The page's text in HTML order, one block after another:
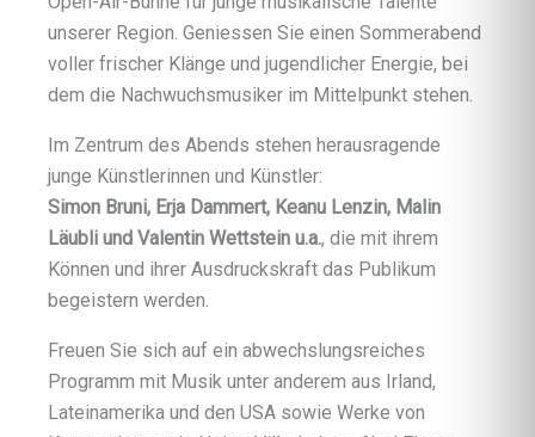
unserer Region. Geniessen Sie einen Sommerabend
voller frischer Klänge und jugendlicher Energie, bei
dem die Nachwuchsmusiker im Mittelpunkt stehen.
Im Zentrum des Abends stehen herausragende
junge Künstlerinnen und Künstler:
Simon Bruni, Erja Dammert, Keanu Lenzin, Malin
Läubli und Valentin Wettstein u.a., die mit ihrem
Können und ihrer Ausdruckskraft das Publikum
begeistern werden.
Freuen Sie sich auf ein abwechslungsreiches
Programm mit Musik unter anderem aus Irland,
Lateinamerika und den USA sowie Werke von